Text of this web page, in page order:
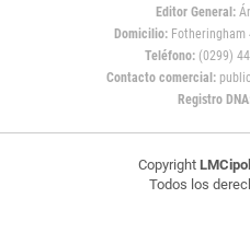
Editor General:
Domicilio:Fotheringham
Teléfono: (0299)
Contacto comercial:
Registro
Copyright
Todos los